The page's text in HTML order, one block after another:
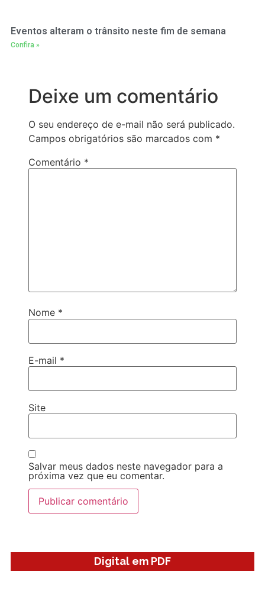
Eventos alteram o trânsito neste fim de semana
Confira »
Deixe um comentário
O seu endereço de e-mail não será publicado.
Campos obrigatórios são marcados com *
Comentário *
Nome *
E-mail *
Site
Salvar meus dados neste navegador para a
próxima vez que eu comentar.
Digital em PDF